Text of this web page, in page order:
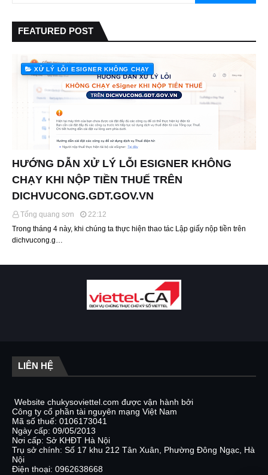
FEATURED POST
XỬ LÝ LỖI ESIGNER KHÔNG CHẠY
HƯỚNG DẪN XỬ LÝ LỖI ESIGNER KHÔNG
CHẠY KHI NỘP TIỀN THUẾ TRÊN
DICHVUCONG.GDT.GOV.VN
Tống quang sơn
22:12
Trong tháng 4 này, khi chúng ta thực hiện thao tác Lập giấy nộp tiền trên
dichvucong.g…
LIÊN HỆ
Website chukysoviettel.com được vận hành bởi
Công ty cổ phần tài nguyên mạng Việt Nam
Mã số thuế: 0106173041
Ngày cấp: 09/05/2013
Nơi cấp: Sở KHĐT Hà Nội
Trụ sở chính: Số 17 khu 212 Tân Xuân, Phường Đông Ngạc, Hà
Nội
Điện thoại: 0962638668